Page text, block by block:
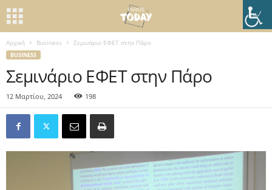
Αρχική Business Σεμινάριο ΕΦΕΤ στην Πάρο
BUSINESS
Σεμινάριο ΕΦΕΤ στην Πάρο
12 Μαρτίου, 2024 198